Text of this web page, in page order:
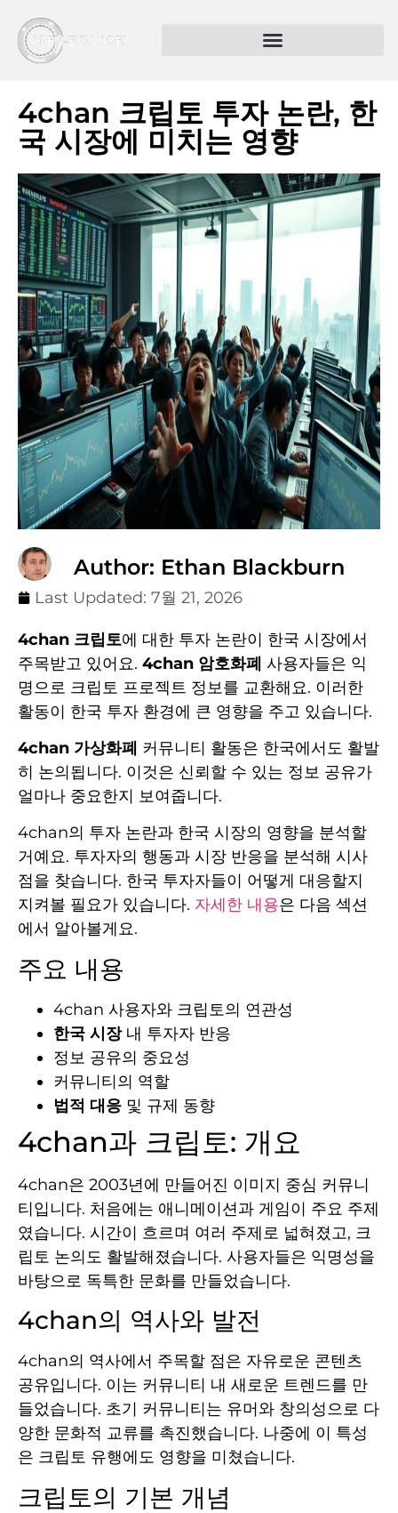
4chan 크립토 투자 논란, 한
국 시장에 미치는 영향
Author: Ethan Blackburn
Last Updated: 7월 21, 2026
4chan 크립토에 대한 투자 논란이 한국 시장에서
주목받고 있어요. 4chan 암호화폐 사용자들은 익
명으로 크립토 프로젝트 정보를 교환해요. 이러한
활동이 한국 투자 환경에 큰 영향을 주고 있습니다.
4chan 가상화폐 커뮤니티 활동은 한국에서도 활발
히 논의됩니다. 이것은 신뢰할 수 있는 정보 공유가
얼마나 중요한지 보여줍니다.
4chan의 투자 논란과 한국 시장의 영향을 분석할
거예요. 투자자의 행동과 시장 반응을 분석해 시사
점을 찾습니다. 한국 투자자들이 어떻게 대응할지
지켜볼 필요가 있습니다. 자세한 내용은 다음 섹션
에서 알아볼게요.
주요 내용
4chan 사용자와 크립토의 연관성
한국 시장내 투자자 반응
정보 공유의 중요성
커뮤니티의 역할
법적 대응 및 규제 동향
4chan과 크립토: 개요
4chan은 2003년에 만들어진 이미지 중심 커뮤니
티입니다. 처음에는 애니메이션과 게임이 주요 주제
였습니다. 시간이 흐르며 여러 주제로 넓혀졌고, 크
립토 논의도 활발해졌습니다. 사용자들은 익명성을
바탕으로 독특한 문화를 만들었습니다.
4chan의 역사와 발전
4chan의 역사에서 주목할 점은 자유로운 콘텐츠
공유입니다. 이는 커뮤니티 내 새로운 트렌드를 만
들었습니다. 초기 커뮤니티는 유머와 창의성으로 다
양한 문화적 교류를 촉진했습니다. 나중에 이 특성
은 크립토 유행에도 영향을 미쳤습니다.
크립토의 기본 개념